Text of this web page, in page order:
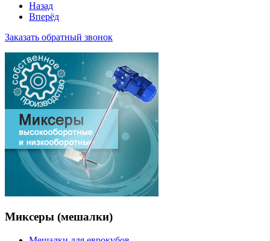
Назад
Вперёд
Заказать обратный звонок
Миксеры (мешалки)